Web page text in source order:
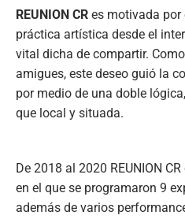
REUNION CR es motivada por
práctica artística desde el
vital dicha de compartir.
amigues, este deseo guió la
por medio de una doble
que local y situada.
De 2018 al 2020 REUNION
en el que se programaron 9
además de varios